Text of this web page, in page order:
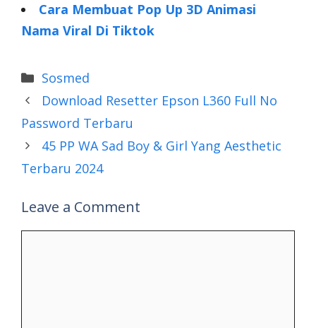
Cara Membuat Pop Up 3D Animasi
Nama Viral Di Tiktok
Categories
Sosmed
Download Resetter Epson L360 Full No
Password Terbaru
45 PP WA Sad Boy & Girl Yang Aesthetic
Terbaru 2024
Leave a Comment